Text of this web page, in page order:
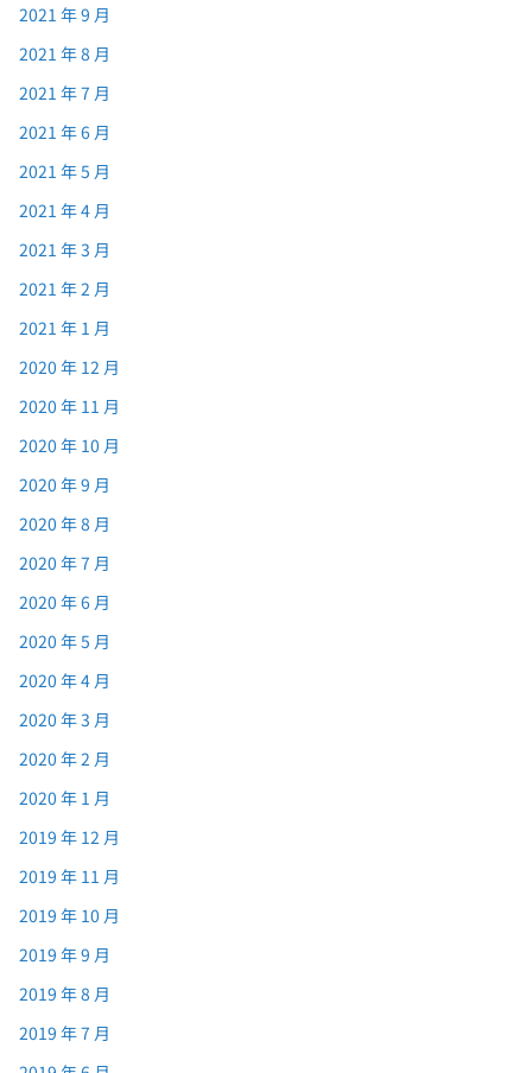
2021 年 9 月
2021 年 8 月
2021 年 7 月
2021 年 6 月
2021 年 5 月
2021 年 4 月
2021 年 3 月
2021 年 2 月
2021 年 1 月
2020 年 12 月
2020 年 11 月
2020 年 10 月
2020 年 9 月
2020 年 8 月
2020 年 7 月
2020 年 6 月
2020 年 5 月
2020 年 4 月
2020 年 3 月
2020 年 2 月
2020 年 1 月
2019 年 12 月
2019 年 11 月
2019 年 10 月
2019 年 9 月
2019 年 8 月
2019 年 7 月